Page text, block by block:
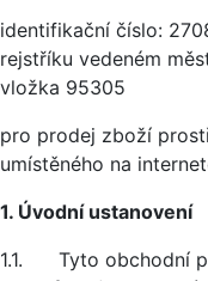
identifikační číslo:
rejstříku vedeném
vložka 95305
pro prodej zboží
umístěného na
1. Úvodní ustanovení
1.1. Tyto obchodní